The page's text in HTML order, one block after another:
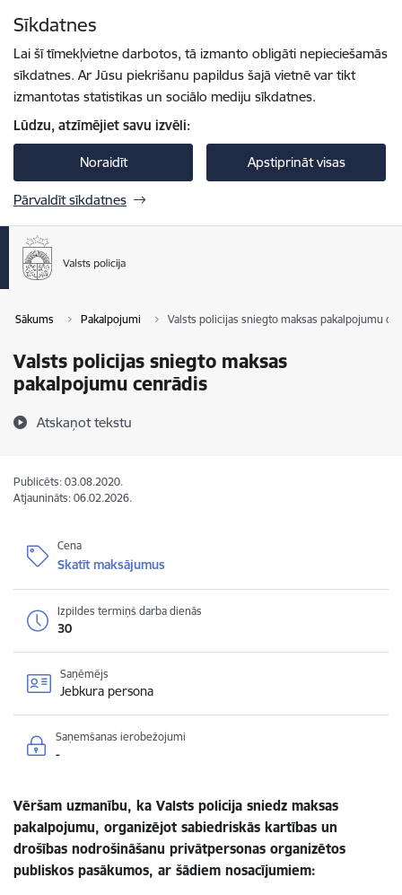
Sīkdatnes
Lai šī tīmekļvietne darbotos, tā izmanto obligāti nepieciešamās
sīkdatnes. Ar Jūsu piekrišanu papildus šajā vietnē var tikt
izmantotas statistikas un sociālo mediju sīkdatnes.
Lūdzu, atzīmējiet savu izvēli:
Noraidīt Apstiprināt visas
Pārvaldīt sīkdatnes
Sākums Pakalpojumi Valsts policijas sniegto maksas pakalpojumu
Valsts policijas sniegto maksas
pakalpojumu cenrādis
Atskaņot tekstu
Publicēts: 03.08.2020.
Atjaunināts: 06.02.2026.
Cena
Skatīt maksājumus
Izpildes termiņš darba dienās
30
Saņēmējs
Jebkura persona
Saņemšanas ierobežojumi
-
Vēršam uzmanību, ka Valsts policija sniedz maksas
pakalpojumu, organizējot sabiedriskās kartības un
drošības nodrošināšanu privātpersonas organizētos
publiskos pasākumos, ar šādiem nosacījumiem: